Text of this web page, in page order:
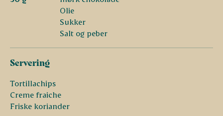
Olie
Sukker
Salt og peber
Servering
Tortillachips
Creme fraiche
Friske koriander